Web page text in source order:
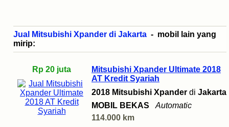
Jual Mitsubishi Xpander di Jakarta - mobil lain yang
mirip:
Rp 20 juta
Mitsubishi Xpander Ultimate 2018
AT Kredit Syariah
2018 Mitsubishi Xpander di Jakarta
MOBIL BEKAS
Automatic
114.000 km